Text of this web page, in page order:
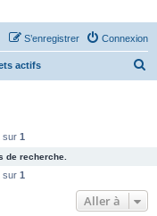
Connexion
S’enregistrer
actifs
c
sur 1
de recherche.
sur 1
Aller à